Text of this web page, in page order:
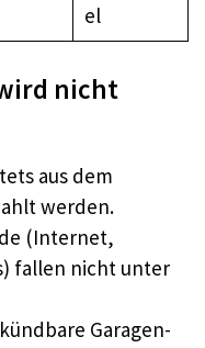
el
nicht
aus dem
werden.
(Internet,
fallen nicht unter
Garagen-